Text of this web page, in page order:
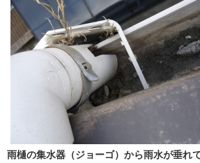
雨樋の集水器（ジョーゴ）から雨水が垂れ